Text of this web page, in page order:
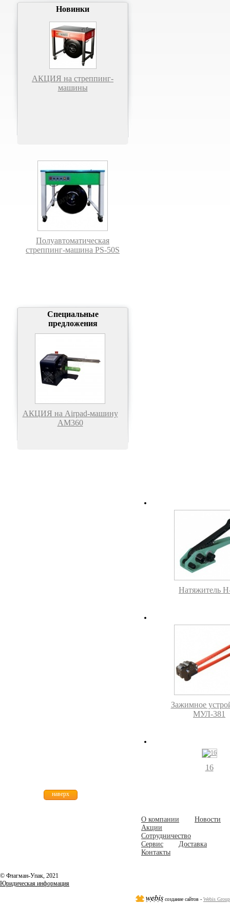
Новинки
АКЦИЯ на стреппинг-
машины
Полуавтоматическая
стреппинг-машина PS-50S
Специальные
предложения
АКЦИЯ на Airpad-машину
АМ360
Натяжитель
Зажимное
МУЛ-381
16
О компании
Новости
Акции
Сотрудничество
Сервис
Доставка
Контакты
© Флагман-Упак, 2021
Юридическая информация
создание сайтов - Webis Group
наверх